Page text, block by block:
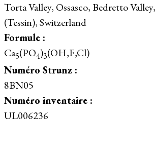
Torta Valley, Ossasco, Bedretto
(Tessin), Switzerland
Formule :
Ca5(PO4)3(OH,F,Cl)
Numéro Strunz :
8BN05
Numéro inventaire :
UL006236